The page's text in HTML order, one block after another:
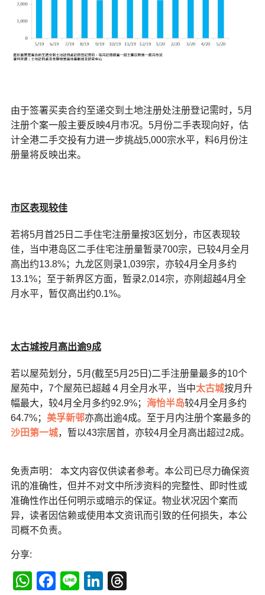
由于签署买卖合约至递交到土地注册处注册登记需时，5月
注册个案一般主要反映4月市况。5月份二手表现向好，估
计全港二手交投有力进一步挑战5,000宗水平，料6月份注
册量将反映出来。
市区表现较佳
若将5月首25日二手住宅注册量按3区划分，市区表现较
佳，当中港岛区二手住宅注册量暂录700宗，已较4月全月
高出约13.8%；九龙区则录1,039宗，亦较4月全月多约
13.1%；至于新界区方面，暂录2,014宗，亦刚超越4月全
月水平，暂仅高出约0.1%。
太古城按月高出逾9成
若以屋苑划分，5月(截至5月25日)二手注册量最多的10个
屋苑中，7个屋苑已超越４月全月水平，当中太古城按月升
幅最大，较4月全月多约92.9%； 海怡半岛较4月全月多约
64.7%； 美孚新邨亦高出逾4成。至于月内注册个案最多的
沙田第一城，暂以43宗居首，亦较4月全月高出超过2成。
免责声明： 本文内容仅供读者参考。本公司已尽力确保资
讯的准确性，但并不对文中所涉资料的完整性、即时性或
准确性作出任何明示或暗示的保证。物业状况因个案而
异，读者因信赖或使用本文资讯而引致的任何损失，本公
司概不负责。
分享:
WhatsApp
Facebook
LineLinkedIn
Threads